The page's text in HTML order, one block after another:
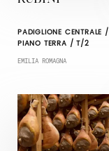
PADIGLIONE CENTRALE /
PIANO TERRA / T/2
EMILIA ROMAGNA